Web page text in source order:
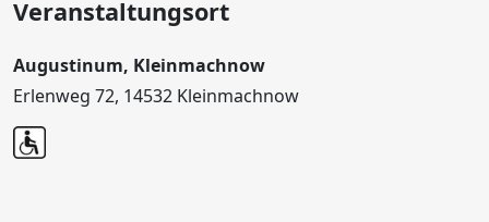
Veranstaltungsort
Augustinum, Kleinmachnow
Erlenweg 72, 14532 Kleinmachnow